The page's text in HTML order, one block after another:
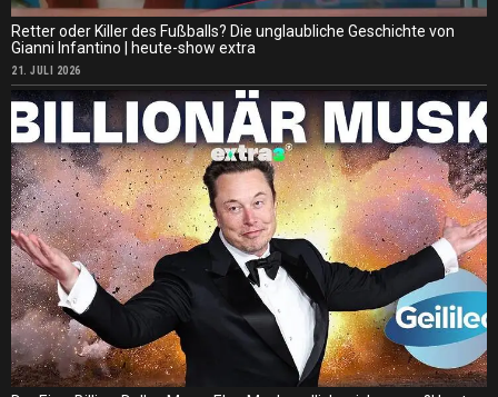
Retter oder Killer des Fußballs? Die unglaubliche Geschichte von
Gianni Infantino | heute-show extra
21. JULI 2026